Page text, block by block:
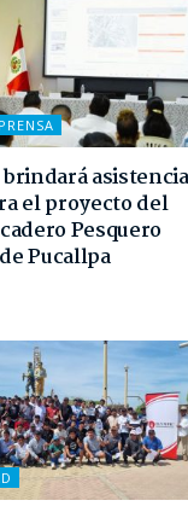
brindará asistencia
el proyecto del
Pesquero
Pucallpa